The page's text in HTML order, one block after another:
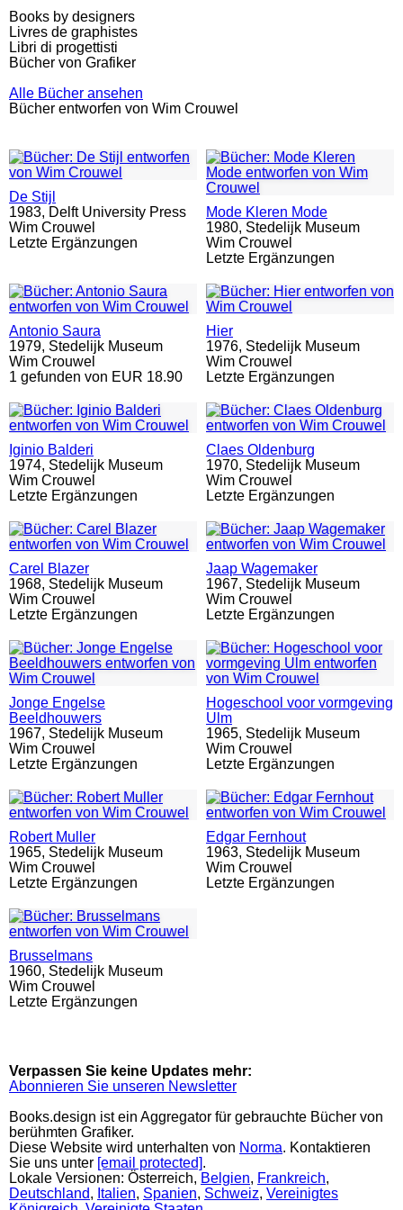
Books by designers
Livres de graphistes
Libri di progettisti
Bücher von Grafiker
Alle Bücher ansehen
Bücher entworfen von Wim Crouwel
De Stijl
1983, Delft University Press
Wim Crouwel
Letzte Ergänzungen
Mode Kleren Mode
1980, Stedelijk Museum
Wim Crouwel
Letzte Ergänzungen
Antonio Saura
1979, Stedelijk Museum
Wim Crouwel
1 gefunden von EUR 18.90
Hier
1976, Stedelijk Museum
Wim Crouwel
Letzte Ergänzungen
Iginio Balderi
1974, Stedelijk Museum
Wim Crouwel
Letzte Ergänzungen
Claes Oldenburg
1970, Stedelijk Museum
Wim Crouwel
Letzte Ergänzungen
Carel Blazer
1968, Stedelijk Museum
Wim Crouwel
Letzte Ergänzungen
Jaap Wagemaker
1967, Stedelijk Museum
Wim Crouwel
Letzte Ergänzungen
Jonge Engelse
Beeldhouwers
1967, Stedelijk Museum
Wim Crouwel
Letzte Ergänzungen
Hogeschool voor vormgeving
Ulm
1965, Stedelijk Museum
Wim Crouwel
Letzte Ergänzungen
Robert Muller
1965, Stedelijk Museum
Wim Crouwel
Letzte Ergänzungen
Edgar Fernhout
1963, Stedelijk Museum
Wim Crouwel
Letzte Ergänzungen
Brusselmans
1960, Stedelijk Museum
Wim Crouwel
Letzte Ergänzungen
Verpassen Sie keine Updates mehr:
Abonnieren Sie unseren Newsletter
Books.design ist ein Aggregator für gebrauchte Bücher von
berühmten Grafiker.
Diese Website wird unterhalten von Norma. Kontaktieren
Sie uns unter [email protected].
Lokale Versionen: Österreich, Belgien, Frankreich,
Deutschland, Italien, Spanien, Schweiz, Vereinigtes